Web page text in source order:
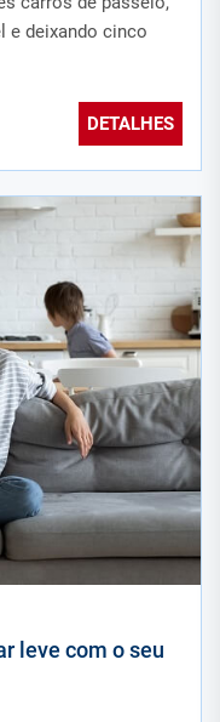
e deixando cinco
DETALHES
leve com o seu